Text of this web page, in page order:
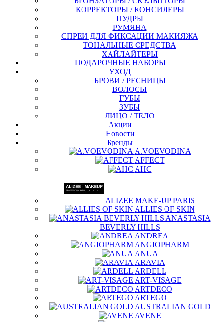
КОРРЕКТОРЫ / КОНСИЛЕРЫ
ПУДРЫ
РУМЯНА
СПРЕИ ДЛЯ ФИКСАЦИИ МАКИЯЖА
ТОНАЛЬНЫЕ СРЕДСТВА
ХАЙЛАЙТЕРЫ
ПОДАРОЧНЫЕ НАБОРЫ
УХОД
БРОВИ / РЕСНИЦЫ
ВОЛОСЫ
ГУБЫ
ЗУБЫ
ЛИЦО / ТЕЛО
Акции
Новости
Бренды
A.VOEVODINA
AFFECT
AHC
ALIZEE MAKE-UP PARIS
ALLIES OF SKIN
ANASTASIA
BEVERLY HILLS
ANDREA
ANGIOPHARM
ANUA
ARAVIA
ARDELL
ART-VISAGE
ARTDECO
ARTEGO
AUSTRALIAN GOLD
AVENE